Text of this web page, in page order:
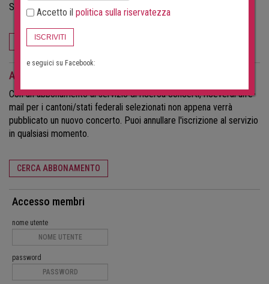
Scopri di più sulle possibilità offerte da questo portale.
PER GLI ORGANIZZATORI DI EVENTI
Abbonamento alla ricerca di concerti
Con un abbonamento al servizio di ricerca concerti, riceverai un'e-
mail per i cantoni/stati federali selezionati non appena verrà
pubblicato un nuovo concerto. Puoi annullare l'iscrizione al servizio
in qualsiasi momento.
CERCA ABBONAMENTO
Accesso membri
nome utente
password
Accetto il politica sulla riservatezza
ISCRIVITI
e seguici su Facebook: